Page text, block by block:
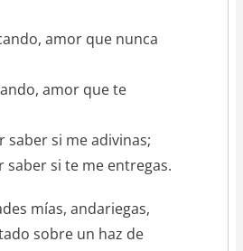
amor que nunca
amor que te
saber si me adivinas;
saber si te me entregas.
mías, andariegas,
sobre un haz de